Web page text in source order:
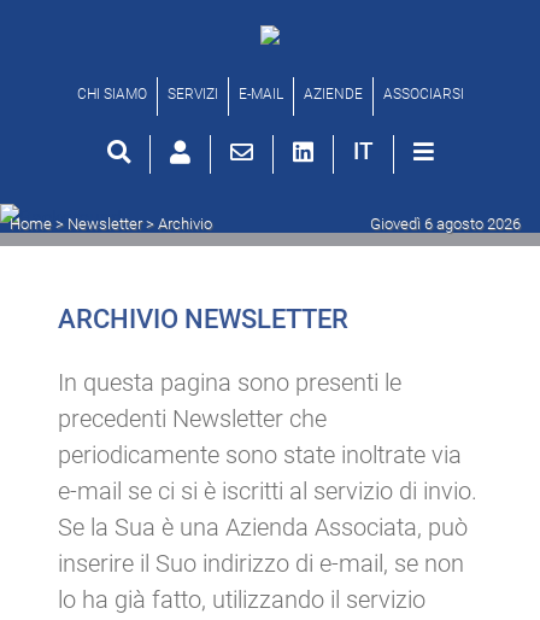
Archivio newsletter
CHI SIAMO SERVIZI E-MAIL AZIENDE ASSOCIARSI
IT
Giovedì 6 agosto 2026
Home > Newsletter > Archivio
ARCHIVIO NEWSLETTER
In questa pagina sono presenti le
precedenti Newsletter che
periodicamente sono state inoltrate via
e-mail se ci si è iscritti al servizio di invio.
Se la Sua è una Azienda Associata, può
inserire il Suo indirizzo di e-mail, se non
lo ha già fatto, utilizzando il servizio